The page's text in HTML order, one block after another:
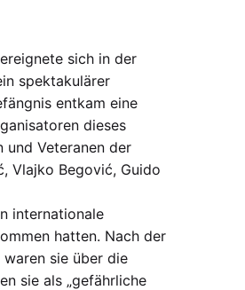
sich in der
spektakulärer
entkam eine
dieses
und Veteranen der
Vlajko Begović, Guido
internationale
hatten. Nach der
sie über die
sie als „gefährliche